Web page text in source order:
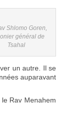
Shlomo Goren,
général de
Tsahal
un autre. Il se
auparavant
Rav Menahem